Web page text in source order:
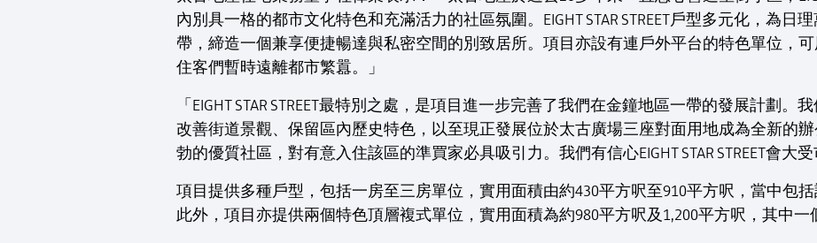
內別具一格的都市文化特色和充滿活力的社區氛圍。EIGHT STAR STREET戶型多元化，為日
帶，締造一個兼享便捷暢達與私密空間的別致居所。項目亦設有連戶外平台的特色單位，
住客們暫時遠離都市繁囂。」
「EIGHT STAR STREET最特別之處，是項目進一步完善了我們在金鐘地區一帶的發展計劃。
改善街道景觀、保留區內歷史特色，以至現正發展位於太古廣場三座對面用地成為全新的
勃的優質社區，對有意入住該區的準買家必具吸引力。我們有信心EIGHT STAR STREET會大受
項目提供多種戶型，包括一房至三房單位，實用面積由約430平方呎至910平方呎，當中包括
此外，項目亦提供兩個特色頂層複式單位，實用面積為約980平方呎及1,200平方呎，其中一